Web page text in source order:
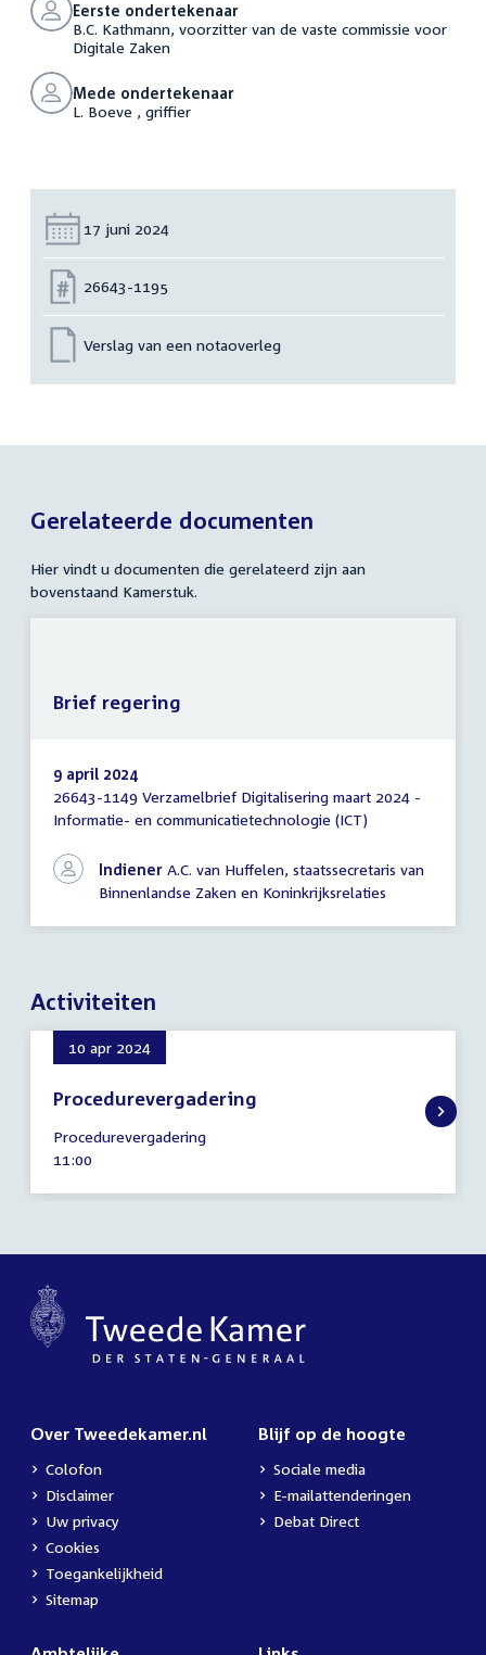
Eerste ondertekenaar
B.C. Kathmann, voorzitter van de vaste commissie voor
Digitale Zaken
Mede ondertekenaar
L. Boeve , griffier
Datum:
17 juni 2024
Nummer:
26643-1195
Verslag van een notaoverleg
Gerelateerde documenten
Hier vindt u documenten die gerelateerd zijn aan
bovenstaand Kamerstuk.
Brief
regering
9 april 2024
26643-1149 Verzamelbrief Digitalisering maart 2024 -
Informatie- en communicatietechnologie (ICT)
Indiener A.C. van Huffelen, staatssecretaris van
Binnenlandse Zaken en Koninkrijksrelaties
Brief regering
Activiteiten
10 apr 2024
Procedurevergadering
april
2024
Procedurevergadering
Tijd
11:00
Over Tweedekamer.nl
Colofon
Disclaimer
Uw privacy
Cookies
Toegankelijkheid
Sitemap
Blijf op de hoogte
Sociale media
E-mailattenderingen
Debat Direct